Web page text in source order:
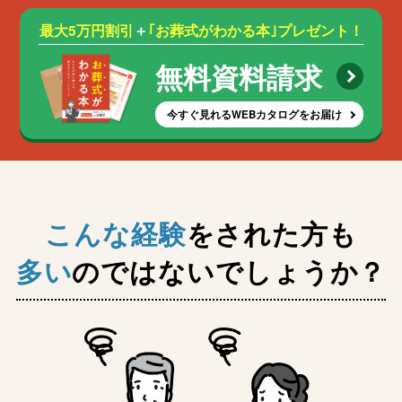
最大5万円割引 ＋ ｢お葬式がわかる本｣プレゼント！
無料資料請求
今すぐ見れるWEBカタログをお届け
こんな経験をされた方も
多いのではないでしょうか？